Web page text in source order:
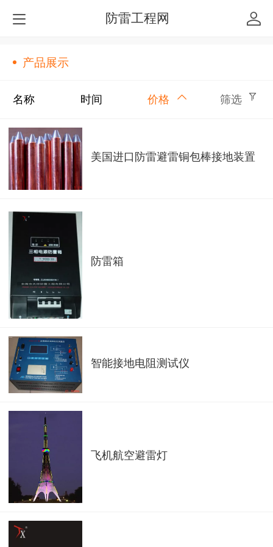
防雷工程网
产品展示
名称 时间 价格 筛选
美国进口防雷避雷铜包棒接地装置
防雷箱
智能接地电阻测试仪
飞机航空避雷灯